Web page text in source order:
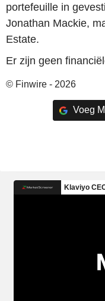
portefeuille in
Jonathan Mackie,
Estate.
Er zijn geen
© Finwire - 2026
Voeg